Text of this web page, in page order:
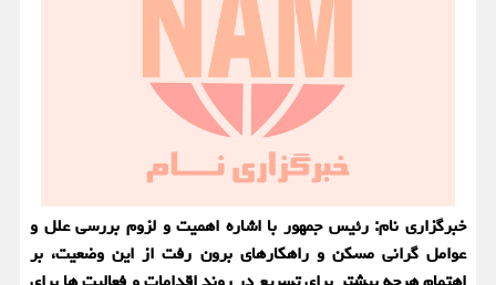
خبرگزاری نام: رئیس جمهور با اشاره اهمیت و لزوم بررسی علل و
عوامل گرانی مسكن و راهكارهای برون رفت از این وضعیت، بر